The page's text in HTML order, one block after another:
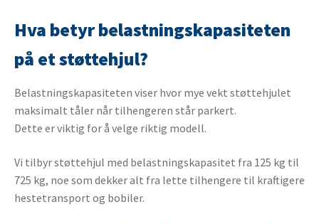
Hva betyr belastningskapasiteten
på et støttehjul?
Belastningskapasiteten viser hvor mye vekt støttehjulet
maksimalt tåler når tilhengeren står parkert.
Dette er viktig for å velge riktig modell.
Vi tilbyr støttehjul med belastningskapasitet fra 125 kg til
725 kg, noe som dekker alt fra lette tilhengere til kraftigere
hestetransport og bobiler.